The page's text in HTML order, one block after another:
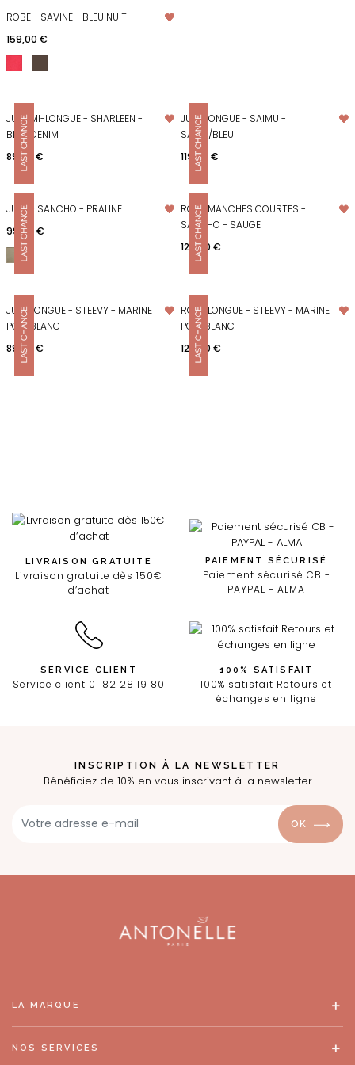
ROBE - SAVINE - BLEU NUIT
Prix
159,00 €
JUPE MI-LONGUE - SHARLEEN -
BLEU DENIM
Prix
89,00 €
JUPE LONGUE - SAIMU -
SABLE/BLEU
Prix
119,00 €
JUPE - SANCHO - PRALINE
Prix
99,00 €
ROBE MANCHES COURTES -
SANCHO - SAUGE
Prix
129,00 €
JUPE LONGUE - STEEVY - MARINE
POIS BLANC
Prix
89,00 €
ROBE LONGUE - STEEVY - MARINE
POIS BLANC
Prix
129,00 €
LIVRAISON GRATUITE
Livraison gratuite dès 150€
d’achat
PAIEMENT SÉCURISÉ
Paiement sécurisé CB -
PAYPAL - ALMA
SERVICE CLIENT
Service client 01 82 28 19 80
100% SATISFAIT
100% satisfait Retours et
échanges en ligne
INSCRIPTION À LA NEWSLETTER
Bénéficiez de 10% en vous inscrivant à la newsletter
OK
LA MARQUE
NOS SERVICES